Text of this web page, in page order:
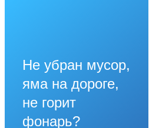
Не убран мусор,
яма на дороге,
не горит
фонарь?